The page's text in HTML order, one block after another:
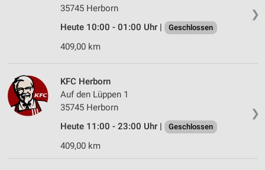
❯
35745 Herborn
Heute 10:00 - 01:00 Uhr |
Geschlossen
409,00 km
❯
KFC Herborn
Auf den Lüppen 1
35745 Herborn
Heute 11:00 - 23:00 Uhr |
Geschlossen
409,00 km